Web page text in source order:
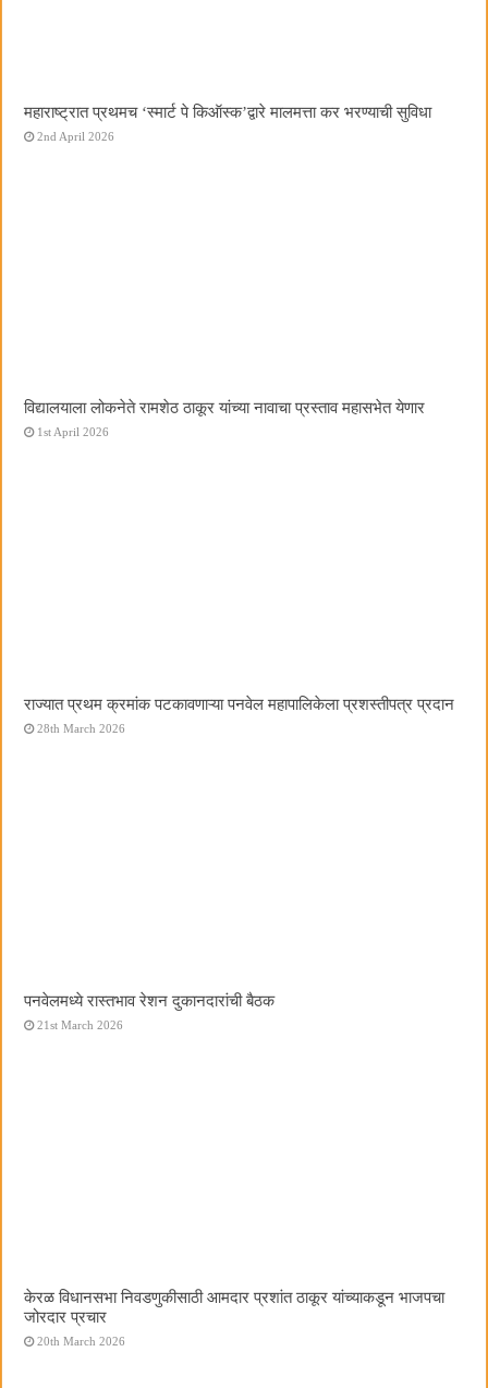
महाराष्ट्रात प्रथमच ‌‘स्मार्ट पे किऑस्क‌’द्वारे मालमत्ता कर भरण्याची सुविधा
2nd April 2026
विद्यालयाला लोकनेते रामशेठ ठाकूर यांच्या नावाचा प्रस्ताव महासभेत येणार
1st April 2026
राज्यात प्रथम क्रमांक पटकावणाऱ्या पनवेल महापालिकेला प्रशस्तीपत्र प्रदान
28th March 2026
पनवेलमध्ये रास्तभाव रेशन दुकानदारांची बैठक
21st March 2026
केरळ विधानसभा निवडणुकीसाठी आमदार प्रशांत ठाकूर यांच्याकडून भाजपचा
जोरदार प्रचार
20th March 2026